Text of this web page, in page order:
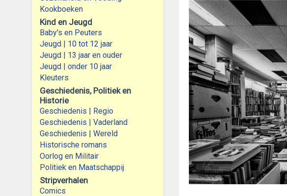
Kookboeken
Kind en Jeugd
Baby's en Peuters
Jeugd | 10 tot 12 jaar
Jeugd | 13 jaar en ouder
Jeugd | onder 10 jaar
Kleuters
Geschiedenis, Politiek en
Historie
Geschiedenis | Regio
Geschiedenis | Vaderland
Geschiedenis | Wereld
Historische romans
Oorlog en Militair
Politiek en Maatschappij
Stripverhalen
Comics